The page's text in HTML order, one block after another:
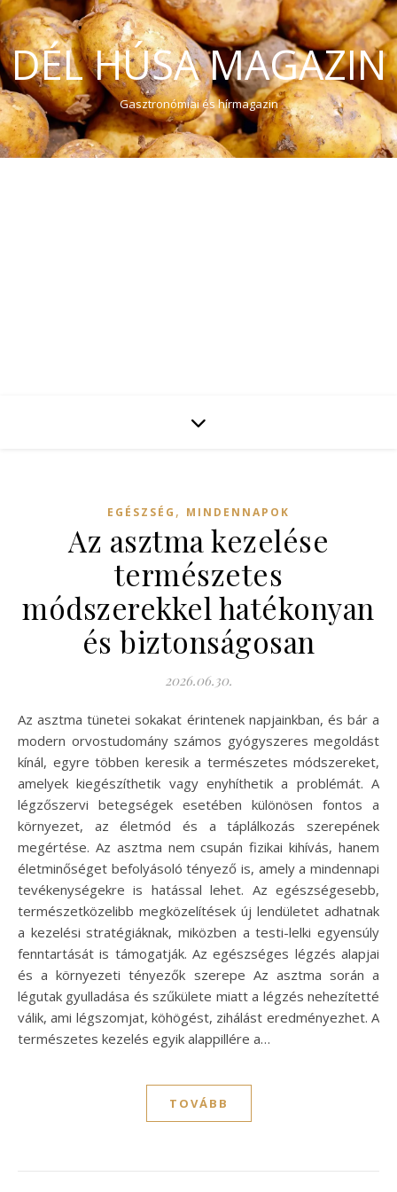
DÉL HÚSA MAGAZIN
Gasztronómiai és hírmagazin
EGÉSZSÉG , MINDENNAPOK
Az asztma kezelése
természetes
módszerekkel hatékonyan
és biztonságosan
2026.06.30.
Az asztma tünetei sokakat érintenek napjainkban, és bár a
modern orvostudomány számos gyógyszeres megoldást
kínál, egyre többen keresik a természetes módszereket,
amelyek kiegészíthetik vagy enyhíthetik a problémát. A
légzőszervi betegségek esetében különösen fontos a
környezet, az életmód és a táplálkozás szerepének
megértése. Az asztma nem csupán fizikai kihívás, hanem
életminőséget befolyásoló tényező is, amely a mindennapi
tevékenységekre is hatással lehet. Az egészségesebb,
természetközelibb megközelítések új lendületet adhatnak
a kezelési stratégiáknak, miközben a testi-lelki egyensúly
fenntartását is támogatják. Az egészséges légzés alapjai
és a környezeti tényezők szerepe Az asztma során a
légutak gyulladása és szűkülete miatt a légzés nehezítetté
válik, ami légszomjat, köhögést, zihálást eredményezhet. A
természetes kezelés egyik alappillére a…
TOVÁBB